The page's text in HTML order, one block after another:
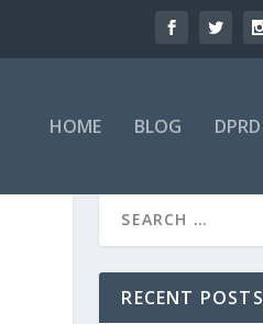
HOME BLOG DPRD
RECENT POSTS